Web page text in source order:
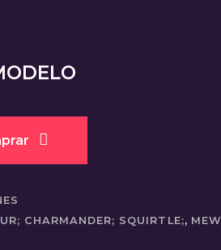
CHARMANDER; SQUIRTLE;, MEW